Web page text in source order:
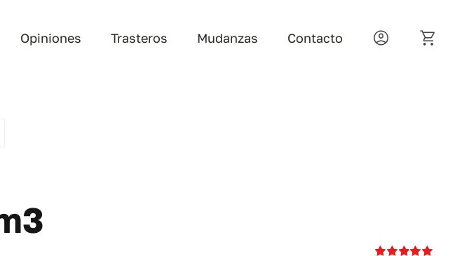
Opiniones Trasteros Mudanzas Contacto